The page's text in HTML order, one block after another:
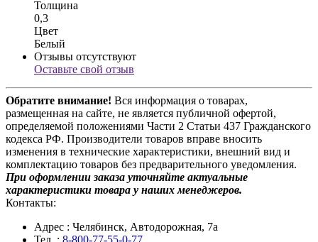
Толщина
0,3
Цвет
Белый
Отзывы отсутствуют
Оставьте свой отзыв
Обратите внимание! Вся информация о товарах,
размещенная на сайте, не является публичной офертой,
определяемой положениями Части 2 Статьи 437 Гражданского
кодекса РФ. Производители товаров вправе вносить
изменения в технические характеристики, внешний вид и
комплектацию товаров без предварительного уведомления.
При оформлении заказа уточняйте актуальные
характеристики товара у наших менеджеров.
Контакты:
Адрес : Челябинск, Автодорожная, 7а
Тел. : 8-800-77-55-0-77